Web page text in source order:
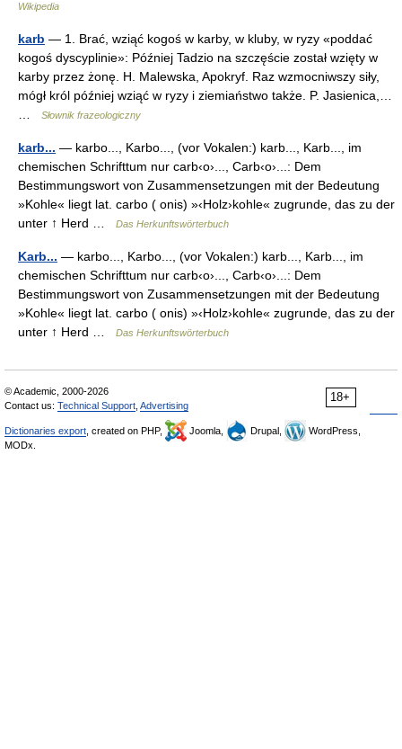
Wikipedia
karb — 1. Brać, wziąć kogoś w karby, w kluby, w ryzy «poddać
kogoś dyscyplinie»: Później Tadzio na szczęście został wzięty w
karby przez żonę. H. Malewska, Apokryf. Raz wzmocniwszy siły,
mógł król później wziąć w ryzy i ziemiaństwo także. P. Jasienica,…
Słownik frazeologiczny
karb... — karbo..., Karbo..., (vor Vokalen:) karb..., Karb..., im
chemischen Schrifttum nur carb‹o›..., Carb‹o›...: Dem
Bestimmungswort von Zusammensetzungen mit der Bedeutung
»Kohle« liegt lat. carbo ( onis) »‹Holz›kohle« zugrunde, das zu der
unter ↑ Herd …
Das Herkunftswörterbuch
Karb... — karbo..., Karbo..., (vor Vokalen:) karb..., Karb..., im
chemischen Schrifttum nur carb‹o›..., Carb‹o›...: Dem
Bestimmungswort von Zusammensetzungen mit der Bedeutung
»Kohle« liegt lat. carbo ( onis) »‹Holz›kohle« zugrunde, das zu der
unter ↑ Herd …
Das Herkunftswörterbuch
18+
© Academic, 2000-2026
Contact us: Technical Support Advertising
Dictionaries export , created on PHP, Joomla, Drupal,
WordPress,
MODx.